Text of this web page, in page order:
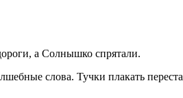
а Солнышко спрятали.
слова. Тучки плакать